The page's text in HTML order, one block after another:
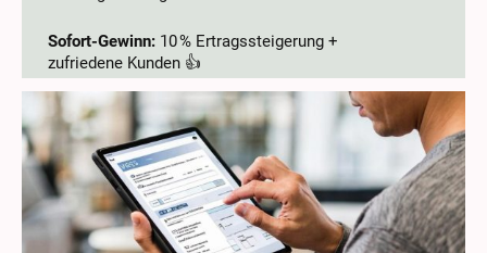
Sofort-Gewinn: 10 % Ertragssteigerung +
zufriedene Kunden 👍